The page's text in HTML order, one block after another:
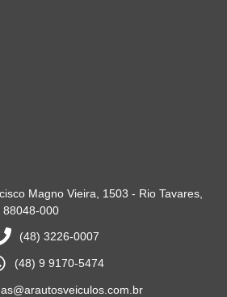
Magno Vieira, 1503 - Rio Tavares,
88048-000
(48) 3226-0007
(48) 9 9170-5474